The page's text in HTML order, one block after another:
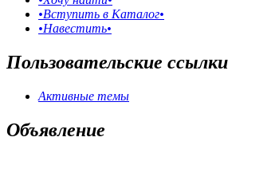
•Вступить в Каталог•
•Навестить•
Пользовательские ссылки
Активные темы
Объявление